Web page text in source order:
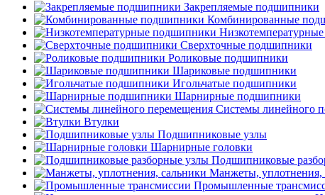
Закрепляемые подшипники
Комбинированные
Сверхточные подшипники
Роликовые подшипники
Шариковые подшипники
Игольчатые подшипники
Шарнирные подшипники
Системы линейного
Втулки
Подшипниковые узлы
Шарнирные головки
Подшипниковые
Манжеты, уплотнения,
Промышленные